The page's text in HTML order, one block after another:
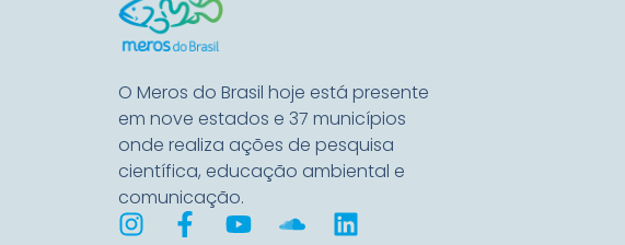
O Meros do Brasil hoje está presente
em nove estados e 37 municípios
onde realiza ações de pesquisa
científica, educação ambiental e
comunicação.